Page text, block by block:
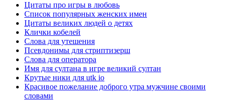
Цитаты про игры в любовь
Список популярных женских имен
Цитаты великих людей о детях
Клички кобелей
Слова для утешения
Псевдонимы для стриптизерш
Слова для оператора
Имя для султана в игре великий султан
Крутые ники для utk io
Красивое пожелание доброго утра мужчине своими
словами